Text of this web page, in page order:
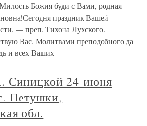
Божия буди с Вами, родная
праздник Вашей
— преп. Тихона Лухского.
Вас. Молитвами преподобного да
и всех Ваших
Синицкой 24 июня
Петушки,
обл.